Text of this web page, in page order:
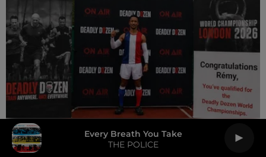
Every Breath You Take
THE POLICE
5 août 2026
🔊 Mondiaux de Deadly Dozen : Un chartrain